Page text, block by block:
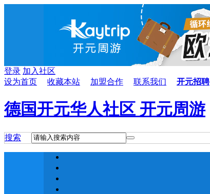
登录 加入社区
设为首页
收藏本站 加盟合作 联系我们 开元招聘
德国开元华人社区 开元周游
搜索